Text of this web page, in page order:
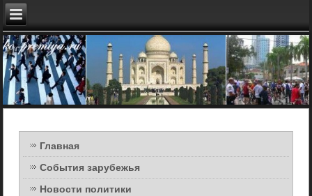
Главная
События зарубежья
Новости политики